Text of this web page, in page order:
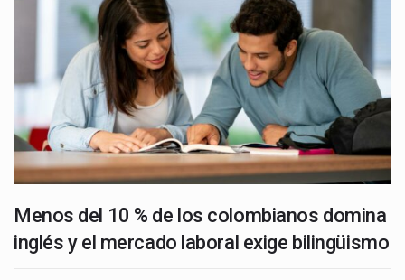
Menos del 10 % de los colombianos domina
inglés y el mercado laboral exige bilingüismo